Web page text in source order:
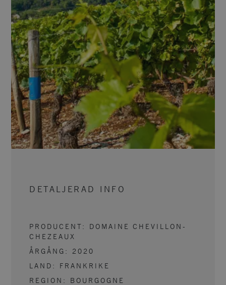
DETALJERAD INFO
PRODUCENT: DOMAINE CHEVILLON-
CHEZEAUX
ÅRGÅNG: 2020
LAND: FRANKRIKE
REGION: BOURGOGNE